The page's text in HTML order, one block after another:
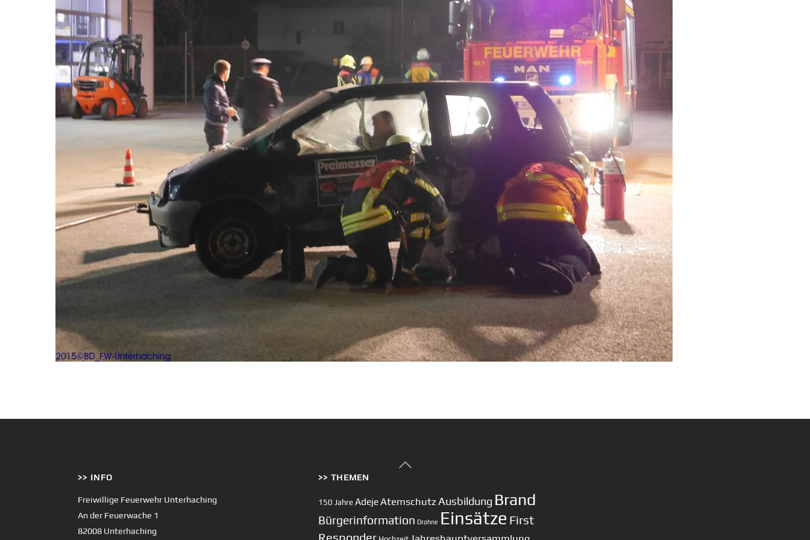
Back
>> INFO
Freiwillige Feuerwehr Unterhaching
An der Feuerwache 1
82008 Unterhaching
>> THEMEN
150 Jahre AdejeAtemschutz Ausbildung Brand
Bürgerinformation Drohne Einsätze First
Responder